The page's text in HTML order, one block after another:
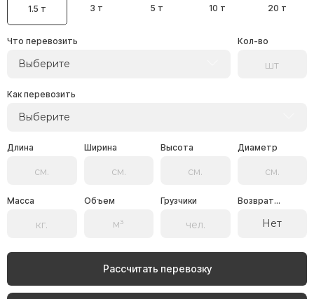
1.5 т 3 т 5 т 10 т 20 т
Что перевозить
Выберите
Кол-во
Как перевозить
Выберите
Длина Ширина Высота Диаметр
Масса Объем Грузчики Возврат...
Нет
Рассчитать перевозку